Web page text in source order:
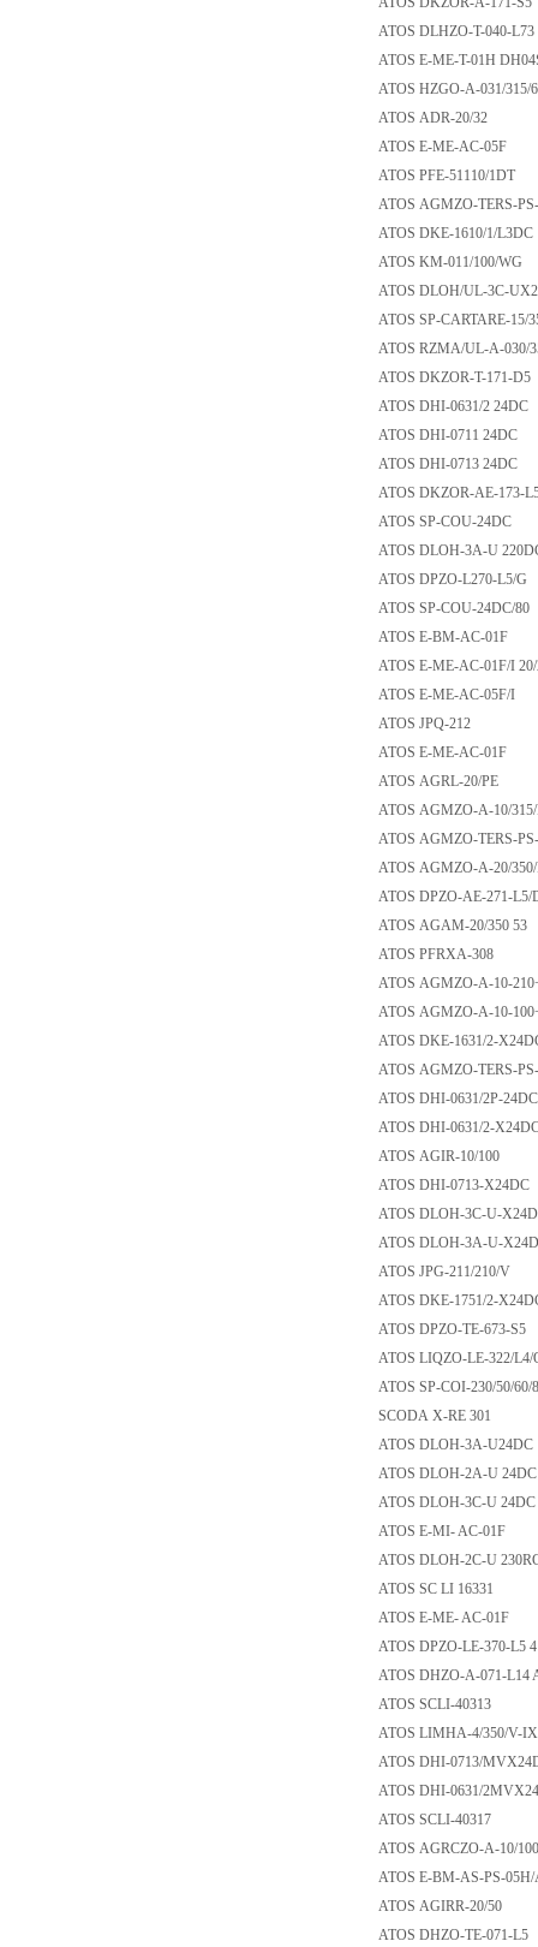
ATOS DLHZO-T-
ATOS E-ME-T-01H
ATOS HZGO-A-
ATOS ADR-20/32
ATOS E-ME-AC-
ATOS PFE-51110/
ATOS AGMZO-
ATOS DKE-1610/1/
ATOS KM-011/100/
ATOS DLOH/UL-
ATOS SP-
ATOS RZMA/UL-A-
ATOS DKZOR-T-
ATOS DHI-0631/2
ATOS DHI-0711
ATOS DHI-0713
ATOS DKZOR-AE-
ATOS SP-COU-
ATOS DLOH-3A-U
ATOS DPZO-L270-
ATOS SP-COU-
ATOS E-BM-AC-
ATOS E-ME-AC-
ATOS E-ME-AC-
ATOS JPQ-212
ATOS E-ME-AC-
ATOS AGRL-20/
ATOS AGMZO-A-
ATOS AGMZO-
ATOS AGMZO-A-
ATOS DPZO-AE-
ATOS AGAM-20/
ATOS PFRXA-308
ATOS AGMZO-A-
ATOS AGMZO-A-
ATOS DKE-1631/2-
ATOS AGMZO-
ATOS DHI-0631/
ATOS DHI-0631/2-
ATOS AGIR-10/
ATOS DHI-0713-
ATOS DLOH-3C-U-
ATOS DLOH-3A-U-
ATOS JPG-211/
ATOS DKE-1751/2-
ATOS DPZO-TE-
ATOS LIQZO-LE-
ATOS SP-COI-230/
SCODA X-RE 301
ATOS DLOH-3A-
ATOS DLOH-2A-U
ATOS DLOH-3C-U
ATOS E-MI- AC-
ATOS DLOH-2C-U
ATOS SC LI 16331
ATOS E-ME- AC-
ATOS DPZO-LE-
ATOS DHZO-A-071-
ATOS SCLI-40313
ATOS LIMHA-4/
ATOS DHI-0713/
ATOS DHI-0631/
ATOS SCLI-40317
ATOS AGRCZO-A-
ATOS E-BM-AS-
ATOS AGIRR-20/
ATOS DHZO-TE-